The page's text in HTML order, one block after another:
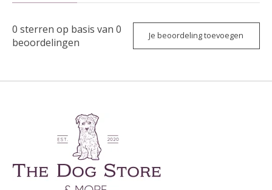
0 sterren op basis van 0
beoordelingen
Je beoordeling toevoegen